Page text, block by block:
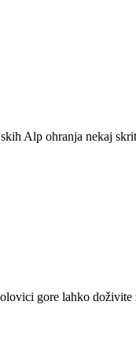
Alp ohranja nekaj
gore lahko doživite